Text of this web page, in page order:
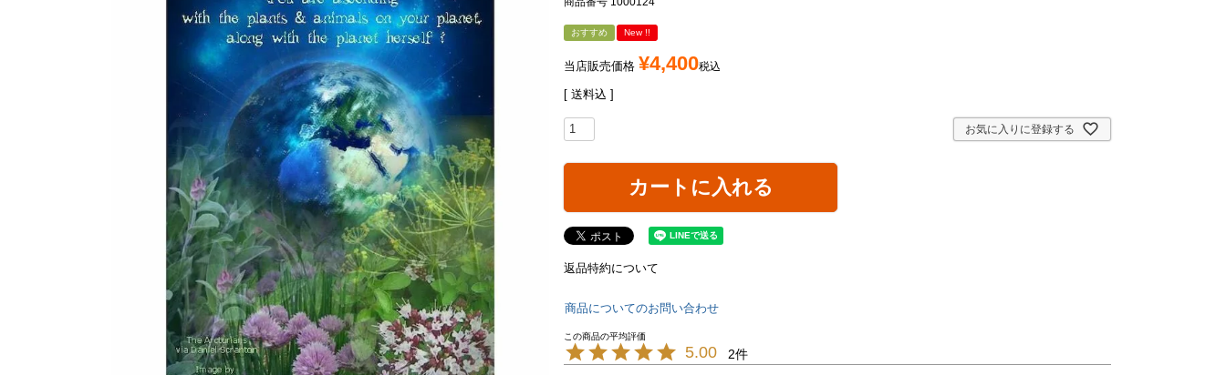
おすすめ New !!
当店販売価格 ¥4,400税込
送料込
お気に入りに登録する
カートに入れる
返品特約について
商品についてのお問い合わせ
5.00 2